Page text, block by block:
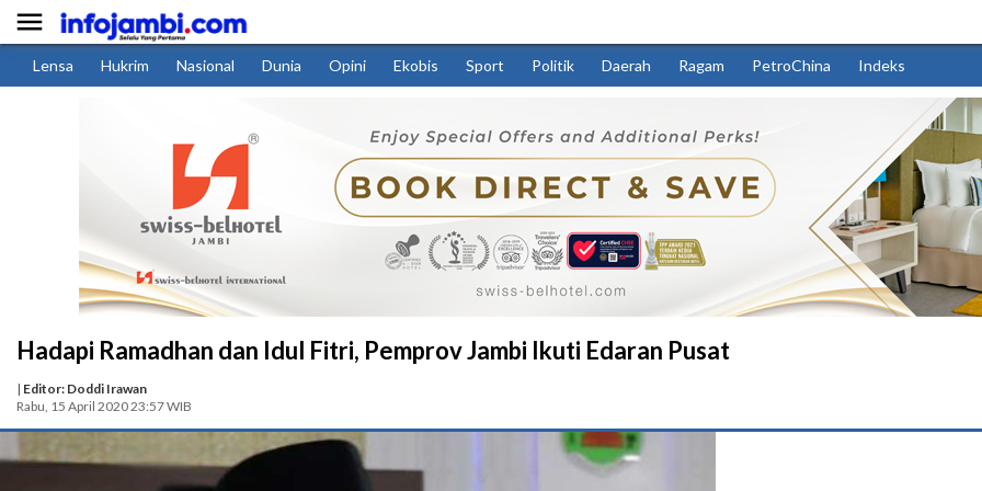

Lensa Hukrim Nasional Dunia Opini Ekobis Sport Politik Daerah Ragam PetroChina Indeks
Hadapi Ramadhan dan Idul Fitri, Pemprov Jambi Ikuti Edaran Pusat
| Editor: Doddi Irawan
Rabu, 15 April 2020 23:57 WIB